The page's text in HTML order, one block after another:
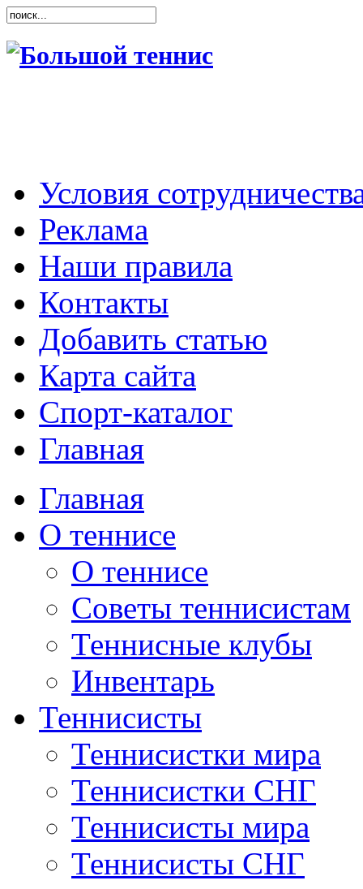
Условия
Реклама
Наши правила
Контакты
Добавить статью
Карта сайта
Спорт-каталог
Главная
Главная
О теннисе
О теннисе
Советы теннисистам
Теннисные клубы
Инвентарь
Теннисисты
Теннисистки мира
Теннисистки СНГ
Теннисисты мира
Теннисисты СНГ